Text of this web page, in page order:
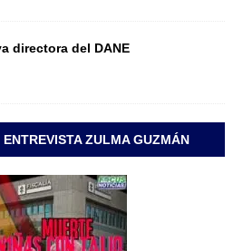
directora del DANE
ZULMA GUZMÁN